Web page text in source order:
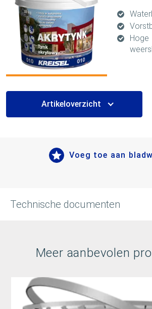
Hoge
Artikeloverzicht
Voeg toe aan
Technische documenten
Meer aanbevolen